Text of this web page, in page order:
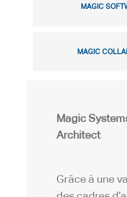
MAGIC
MAGIC
Magic
Architect
Grâce à une